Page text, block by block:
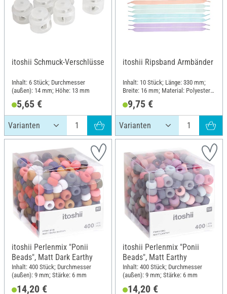
itoshii Schmuck-Verschlüsse
Inhalt: 6 Stück; Durchmesser
(außen): 14 mm; Höhe: 13 mm
5,65 €
itoshii Ripsband Armbänder
Inhalt: 10 Stück; Länge: 330 mm;
Breite: 16 mm; Material: Polyester
9,75 €
itoshii Perlenmix "Ponii
Beads", Matt Dark Earthy
Inhalt: 400 Stück; Durchmesser
(außen): 9 mm; Stärke: 6 mm
14,20 €
itoshii Perlenmix "Ponii
Beads", Matt Earthy
Inhalt: 400 Stück; Durchmesser
(außen): 9 mm; Stärke: 6 mm
14,20 €